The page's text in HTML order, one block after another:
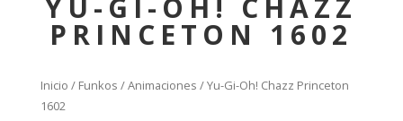
YU-GI-OH! CHAZZ
PRINCETON 1602
Inicio / Funkos /Animaciones / Yu-Gi-Oh! Chazz Princeton
1602